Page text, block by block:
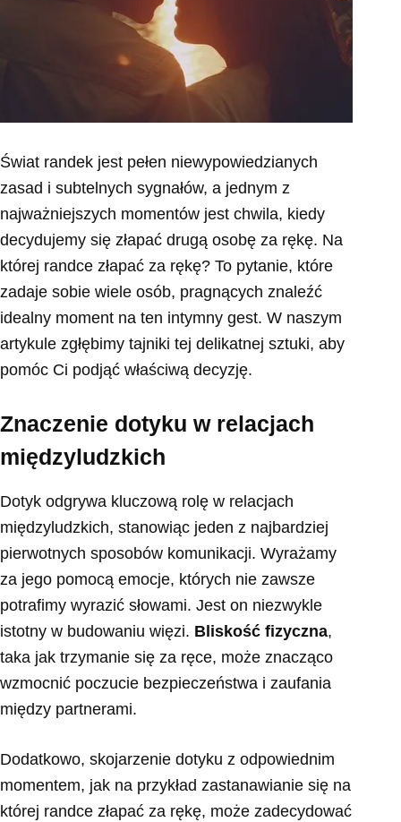
Świat randek jest pełen niewypowiedzianych
zasad i subtelnych sygnałów, a jednym z
najważniejszych momentów jest chwila, kiedy
decydujemy się złapać drugą osobę za rękę. Na
której randce złapać za rękę? To pytanie, które
zadaje sobie wiele osób, pragnących znaleźć
idealny moment na ten intymny gest. W naszym
artykule zgłębimy tajniki tej delikatnej sztuki, aby
pomóc Ci podjąć właściwą decyzję.
Znaczenie dotyku w relacjach
międzyludzkich
Dotyk odgrywa kluczową rolę w relacjach
międzyludzkich, stanowiąc jeden z najbardziej
pierwotnych sposobów komunikacji. Wyrażamy
za jego pomocą emocje, których nie zawsze
potrafimy wyrazić słowami. Jest on niezwykle
istotny w budowaniu więzi. Bliskość fizyczna,
taka jak trzymanie się za ręce, może znacząco
wzmocnić poczucie bezpieczeństwa i zaufania
między partnerami.
Dodatkowo, skojarzenie dotyku z odpowiednim
momentem, jak na przykład zastanawianie się na
której randce złapać za rękę, może zadecydować